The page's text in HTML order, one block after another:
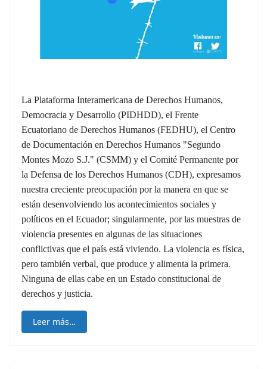
La Plataforma Interamericana de Derechos Humanos,
Democracia y Desarrollo (PIDHDD), el Frente
Ecuatoriano de Derechos Humanos (FEDHU), el Centro
de Documentación en Derechos Humanos "Segundo
Montes Mozo S.J." (CSMM) y el Comité Permanente por
la Defensa de los Derechos Humanos (CDH), expresamos
nuestra creciente preocupación por la manera en que se
están desenvolviendo los acontecimientos sociales y
políticos en el Ecuador; singularmente, por las muestras de
violencia presentes en algunas de las situaciones
conflictivas que el país está viviendo. La violencia es física,
pero también verbal, que produce y alimenta la primera.
Ninguna de ellas cabe en un Estado constitucional de
derechos y justicia.
Leer más…